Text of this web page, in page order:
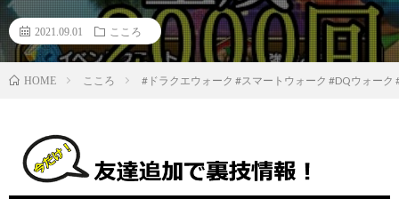
2021.09.01 こころ
HOME こころ #ドラクエウォーク #スマートウォーク #DQウォーク